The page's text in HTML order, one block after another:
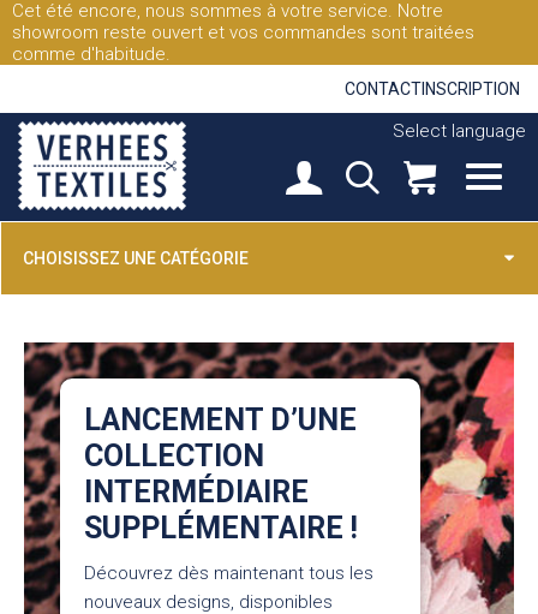
Cet été encore, nous sommes à votre service. Notre
showroom reste ouvert et vos commandes sont traitées
comme d'habitude.
CONTACT INSCRIPTION
Select language
CHOISISSEZ UNE CATÉGORIE
LANCEMENT D’UNE
COLLECTION
INTERMÉDIAIRE
SUPPLÉMENTAIRE !
Découvrez dès maintenant tous les
nouveaux designs, disponibles